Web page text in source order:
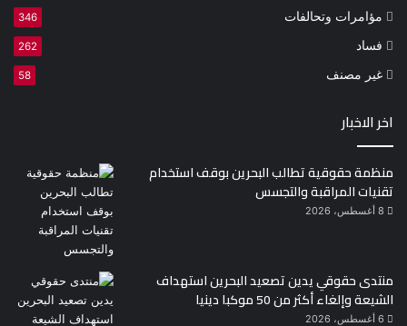
مؤامرات وتحالفات 346
فساد 262
غير مصنف 58
اخر الاخبار
منظمة حقوقية تطالب البحرين بوقف استخدام
تقنيات المراقبة والتجسس
8 أغسطس، 2026
منتدى حقوقي يدين تصعيد البحرين استهداف
الشيعة وإلغاء أكثر من 50 موكبا دينيا
6 أغسطس، 2026